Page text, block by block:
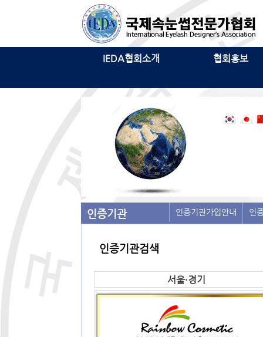
IEDA협회소개 협회홍보
인증기관 인증기관가입안내 인
인증기관검색
서울·경기